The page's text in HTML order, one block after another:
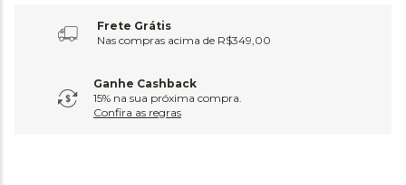
Frete Grátis
Nas compras acima de R$349,00
Ganhe Cashback
15% na sua próxima compra.
Confira as regras